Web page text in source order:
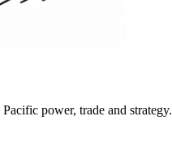
power, trade and strategy.